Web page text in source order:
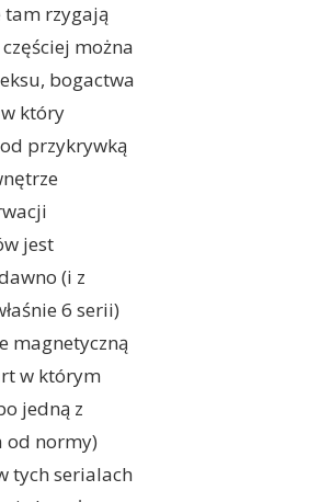
tam rzygają
można
bogactwa
który
przykrywką
jest
(i z
6 serii)
magnetyczną
w którym
jedną z
od normy)
tych serialach